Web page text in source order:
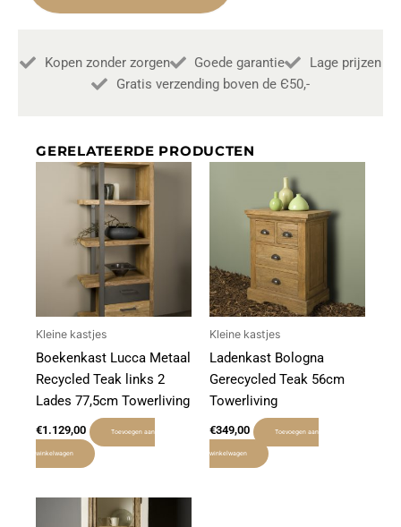
Towerliving
Kopen zonder zorgen Goede garantie
Lage prijzen
Gratis verzending boven de Є50,-
GERELATEERDE PRODUCTEN
Kleine kastjes
Boekenkast Lucca Metaal
Recycled Teak links 2
Lades 77,5cm Towerliving
€1.129,00 Toevoegen aan
winkelwagen
Kleine kastjes
Ladenkast Bologna
Gerecycled Teak 56cm
Towerliving
€349,00 Toevoegen aan
winkelwagen